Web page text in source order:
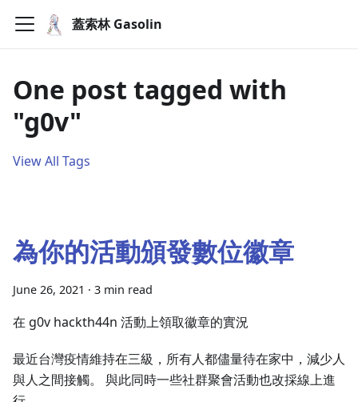
蓋索林 Gasolin
One post tagged with
"g0v"
View All Tags
為你的活動頒發數位徽章
June 26, 2021 · 3 min read
在 g0v hackth44n 活動上領取徽章的實況
最近台灣疫情維持在三級，所有人都儘量待在家中，減少人
與人之間接觸。 與此同時一些社群聚會活動也改採線上進